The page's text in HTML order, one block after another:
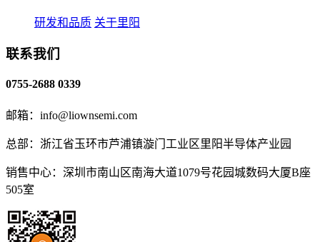
研发和品质 关于里阳
联系我们
0755-2688 0339
邮箱：info@liownsemi.com
总部：浙江省玉环市芦浦镇漩门工业区里阳半导体产业园
销售中心：深圳市南山区南海大道1079号花园城数码大厦B座
505室